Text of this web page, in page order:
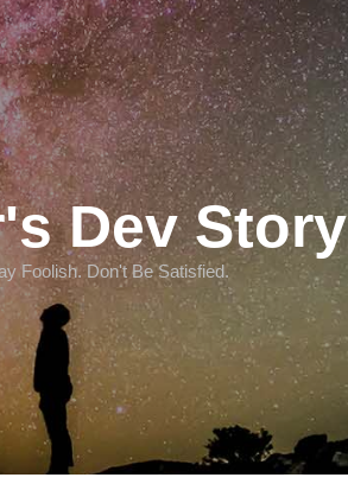
Dev Story
Foolish. Don't Be Satisfied.